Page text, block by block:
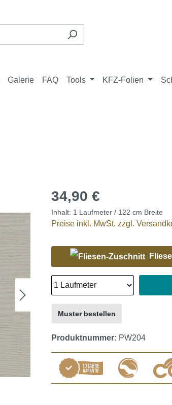
Galerie FAQ Tools KFZ-Folien
34,90 €
Inhalt: 1 Laufmeter / 122 cm Breite
Preise inkl. MwSt. zzgl.
Muster bestellen
Produktnummer: PW204